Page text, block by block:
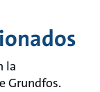
la
Grundfos.